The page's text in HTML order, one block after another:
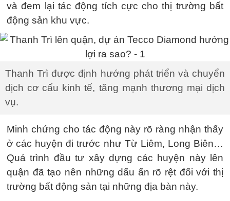
và đem lại tác động tích cực cho thị trường bất
động sản khu vực.
Thanh Trì được định hướng phát triển và chuyển
dịch cơ cấu kinh tế, tăng mạnh thương mại dịch
vụ.
Minh chứng cho tác động này rõ ràng nhận thấy
ở các huyện đi trước như Từ Liêm, Long Biên…
Quá trình đầu tư xây dựng các huyện này lên
quận đã tạo nên những dấu ấn rõ rệt đối với thị
trường bất động sản tại những địa bàn này.